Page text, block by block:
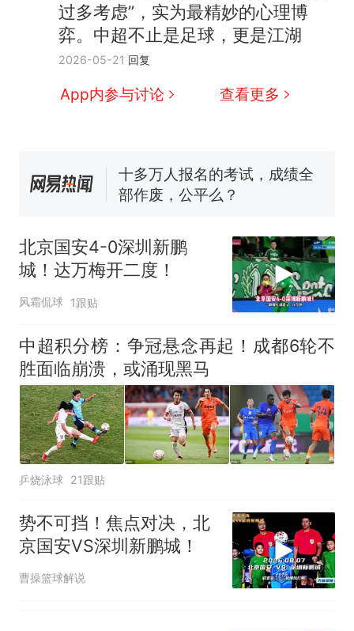
过多考虑”，实为最精妙的心理博
弈。中超不止是足球，更是江湖
2026-05-21 回复
App内参与讨论 查看更多
热
那个在床头放菜刀的女孩，
因老师一句“跟我回家”改写了
人生
新 搬家报价570元，搬到楼下
空调24小时开着反而更省电？
电力部门回应
试前13名均遭淘汰？教育局：
已叫停招聘，成立调查组全面
核查
“不建议大家买深色蛋糕”上热
搜，网友：天塌了！
那个在床头放菜刀的女孩，
人生
北京国安4-0深圳新鹏
城！达万梅开二度！
风霜侃球 1跟贴
中超积分榜：争冠悬念再起！成都6轮不
胜面临崩溃，或涌现黑马
乒烧泳球 21跟贴
势不可挡！焦点对决，北
京国安VS深圳新鹏城！
曹操篮球解说